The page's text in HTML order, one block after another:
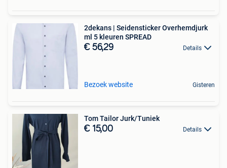
2dekans | Seidensticker Overhemdjurk
ml 5 kleuren SPREAD
€ 56,29 Details
Bezoek website Gisteren
Tom Tailor Jurk/Tuniek
€ 15,00 Details